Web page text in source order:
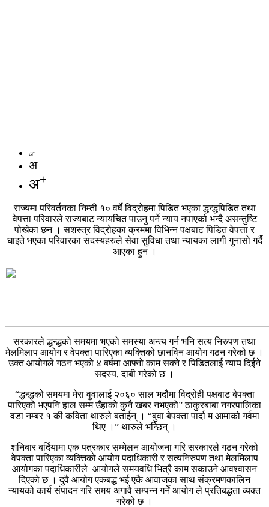
अ-
अ
अ+
राज्यमा परिवर्तनका निम्ती १० वर्षे विद्रोहमा पिडित भएका द्धन्द्धपिडित तथा
वेपत्ता परिवारले राज्यबाट न्यायचित पाउनु पर्ने न्याय नपाएको भन्दै असन्तुष्टि
पोखेका छन । सशस्त्र विद्रोहका क्रममा विभिन्न पक्षबाट पिडित वेपत्ता र
घाइते भएका परिवारका सदस्यहरुले सेवा सुविधा तथा न्यायका लागी गुनासो गर्दै
आएका हुन ।
सरकारले द्धन्द्धको समयमा भएको समस्या अन्त्य गर्न भनि सत्य निरुपण तथा
मेलमिलाप आयोग र वेपक्ता पारिएका व्यक्तिको छानविन आयोग गठन गरेको छ ।
उक्त आयोगले गठन भएको ४ बर्षमा आफ्नो काम सक्ने र पिडितलाई न्याय दिईने
सदस्य, दाबी गरेको छ ।
“द्धन्द्धको समयमा मेरा वुवालाई २०६० साल भदौमा विद्रोही पक्षबाट बेपक्ता
पारिएको भएपनि हाल सम्म उँहाको कुनै खबर नभएको” ठाकुरबाबा नगरपालिका
वडा नम्बर १ की कविता थारुले बताईन् । “बुवा बेपक्ता पार्दा म आमाको गर्वमा
थिए ।” थारुले भन्छिन् ।
शनिबार बर्दियामा एक पत्रकार सम्मेलन आयोजना गरि सरकारले गठन गरेको
वेपक्ता पारिएका व्यक्तिको आयोग पदाधिकारी र सत्यनिरुपण तथा मेलमिलाप
आयोगका पदाधिकारीले आयोगले समयवधि भित्रै काम सकाउने आवश्वासन
दिएको छ । दुवै आयोग एकबद्ध भई एकै आवाजका साथ संक्रमणकालिन
न्यायको कार्य संपादन गरि समय अगावै सम्पन्न गर्ने आयोग ले प्रतिबद्धता व्यक्त
गरेको छ ।